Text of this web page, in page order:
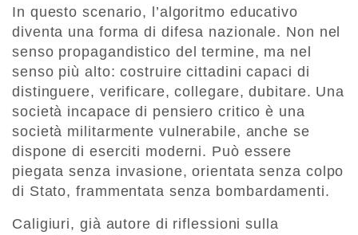
In questo scenario, l’algoritmo educativo
diventa una forma di difesa nazionale. Non nel
senso propagandistico del termine, ma nel
senso più alto: costruire cittadini capaci di
distinguere, verificare, collegare, dubitare. Una
società incapace di pensiero critico è una
società militarmente vulnerabile, anche se
dispone di eserciti moderni. Può essere
piegata senza invasione, orientata senza colpo
di Stato, frammentata senza bombardamenti.
Caligiuri, già autore di riflessioni sulla